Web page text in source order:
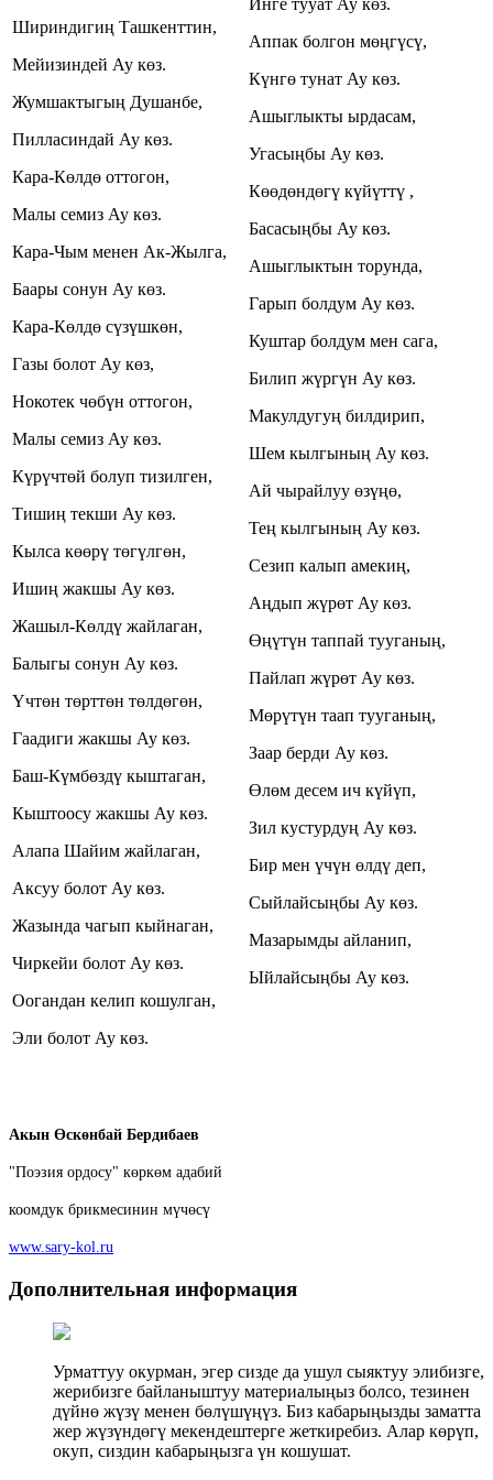
Шириндигиң Ташкенттин,
Мейизиндей Ау көз.
Жумшактыгың Душанбе,
Пилласиндай Ау көз.
Кара-Көлдө оттогон,
Малы семиз Ау көз.
Кара-Чым менен Ак-Жылга,
Баары сонун Ау көз.
Кара-Көлдө сүзүшкөн,
Газы болот Ау көз,
Нокотек чөбүн оттогон,
Малы семиз Ау көз.
Күрүчтөй болуп тизилген,
Тишиң текши Ау көз.
Кылса көөрү төгүлгөн,
Ишиң жакшы Ау көз.
Жашыл-Көлдү жайлаган,
Балыгы сонун Ау көз.
Үчтөн төрттөн төлдөгөн,
Гаадиги жакшы Ау көз.
Баш-Күмбөздү кыштаган,
Кыштоосу жакшы Ау көз.
Алапа Шайим жайлаган,
Аксуу болот Ау көз.
Жазында чагып кыйнаган,
Чиркейи болот Ау көз.
Оогандан келип кошулган,
Эли болот Ау көз.
Инге тууат Ау көз.
Аппак болгон мөңгүсү,
Күнгө тунат Ау көз.
Ашыглыкты ырдасам,
Угасыңбы Ау көз.
Көөдөндөгү күйүттү ,
Басасыңбы Ау көз.
Ашыглыктын торунда,
Гарып болдум Ау көз.
Куштар болдум мен сага,
Билип жүргүн Ау көз.
Макулдугуң билдирип,
Шем кылгының Ау көз.
Ай чырайлуу өзүңө,
Тең кылгының Ау көз.
Сезип калып амекиң,
Аңдып жүрөт Ау көз.
Өңүтүн таппай тууганың,
Пайлап жүрөт Ау көз.
Мөрүтүн таап тууганың,
Заар берди Ау көз.
Өлөм десем ич күйүп,
Зил кустурдуң Ау көз.
Бир мен үчүн өлдү деп,
Сыйлайсыңбы Ау көз.
Мазарымды айланип,
Ыйлайсыңбы Ау көз.
Акын Өскөнбай Бердибаев
"Поэзия ордосу" көркөм адабий
коомдук брикмесинин мүчөсү
www.sary-kol.ru
Дополнительная информация
Урматтуу окурман, эгер сизде да ушул сыяктуу элибизге,
жерибизге байланыштуу материалыңыз болсо, тезинен
дүйнө жүзү менен бөлүшүңүз. Биз кабарыңызды заматта
жер жүзүндөгү мекендештерге жеткиребиз. Алар көрүп,
окуп, сиздин кабарыңызга үн кошушат.